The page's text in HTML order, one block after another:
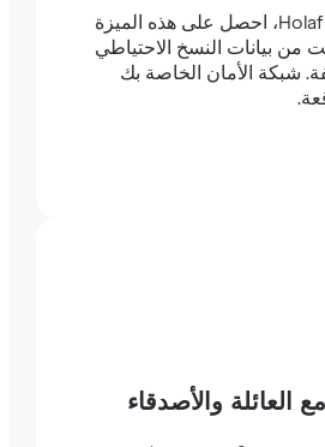
مع كل منتج من Holafly، احصل على هذه الميزة
من بيانات النسخ الاحتياطي
الأمان الخاصة بك
والأصدقاء